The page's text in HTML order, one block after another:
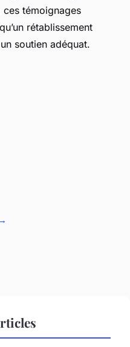
ces témoignages
rétablissement
soutien adéquat.